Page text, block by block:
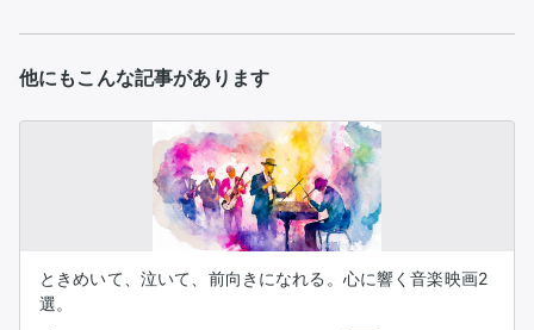
他にもこんな記事があります
ときめいて、泣いて、前向きになれる。心に響く音楽映画2
選。